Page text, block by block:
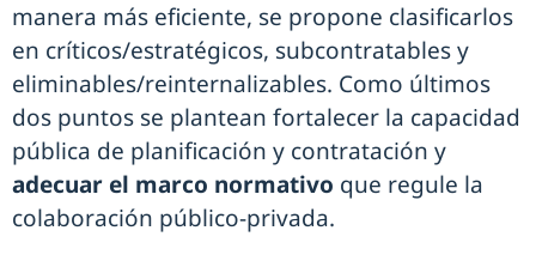
manera más eficiente, se propone clasificarlos
en críticos/estratégicos, subcontratables y
eliminables/reinternalizables. Como últimos
dos puntos se plantean fortalecer la capacidad
pública de planificación y contratación y
adecuar el marco normativo que regule la
colaboración público-privada.